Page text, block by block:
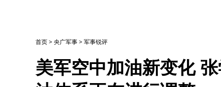
首页>央广军事>军事锐评
美军空中加油新变化